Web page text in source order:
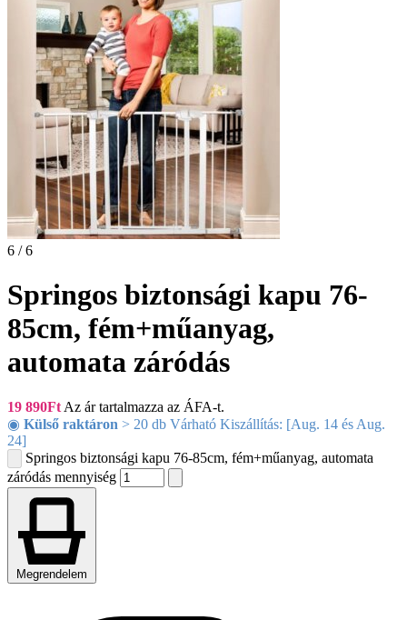
6 / 6
Springos biztonsági kapu 76-
85cm, fém+műanyag,
automata záródás
19 890Ft Az ár tartalmazza az ÁFA-t.
◉ Külső raktáron > 20 db Várható Kiszállítás: [Aug. 14 és Aug.
24]
Springos biztonsági kapu 76-85cm, fém+műanyag, automata
záródás mennyiség
Megrendelem